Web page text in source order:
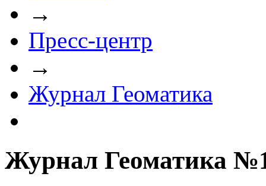
→
Пресс-центр
→
Журнал Геоматика
Журнал Геоматика